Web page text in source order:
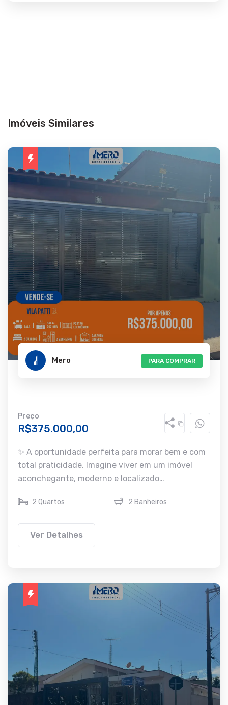
Imóveis Similares
Mero PARA COMPRAR
Preço
R$375.000,00
✨ A oportunidade perfeita para morar bem e com
total praticidade. Imagine viver em um imóvel
aconchegante, moderno e localizado…
2 Quartos 2 Banheiros
Ver Detalhes